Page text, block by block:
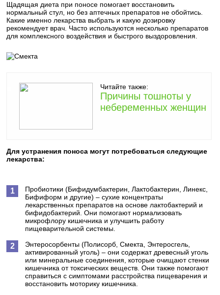
Щадящая диета при поносе помогает восстановить
нормальный стул, но без аптечных препаратов не обойтись.
Какие именно лекарства выбрать и какую дозировку
рекомендует врач. Часто используются несколько препаратов
для комплексного воздействия и быстрого выздоровления.
Читайте также:
Причины тошноты у
небеременных женщин
Для устранения поноса могут потребоваться следующие
лекарства:
Пробиотики (Бифидумбактерин, Лактобактерин, Линекс,
Бифиформ и другие) – сухие концентраты
лекарственных препаратов на основе лактобактерий и
бифидобактерий. Они помогают нормализовать
микрофлору кишечника и улучшить работу
пищеварительной системы.
Энтеросорбенты (Полисорб, Смекта, Энтеросгель,
активированный уголь) – они содержат древесный уголь
или минеральные соединения, которые очищают стенки
кишечника от токсических веществ. Они также помогают
справиться с симптомами расстройства пищеварения и
восстановить моторику кишечника.